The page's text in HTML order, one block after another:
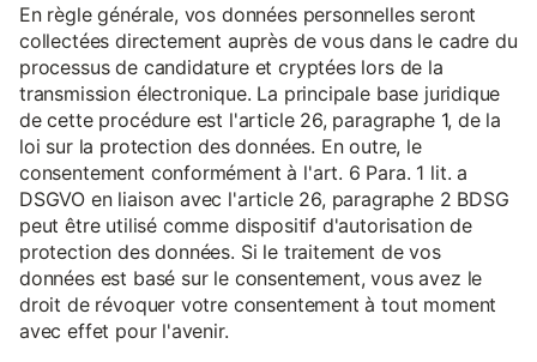
En règle générale, vos données personnelles seront
collectées directement auprès de vous dans le cadre du
processus de candidature et cryptées lors de la
transmission électronique. La principale base juridique
de cette procédure est l'article 26, paragraphe 1, de la
loi sur la protection des données. En outre, le
consentement conformément à l'art. 6 Para. 1 lit. a
DSGVO en liaison avec l'article 26, paragraphe 2 BDSG
peut être utilisé comme dispositif d'autorisation de
protection des données. Si le traitement de vos
données est basé sur le consentement, vous avez le
droit de révoquer votre consentement à tout moment
avec effet pour l'avenir.